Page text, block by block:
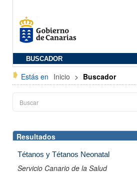
BUSCADOR
Estás en Inicio > Buscador
Resultados
Tétanos y Tétanos Neonatal
Servicio Canario de la Salud